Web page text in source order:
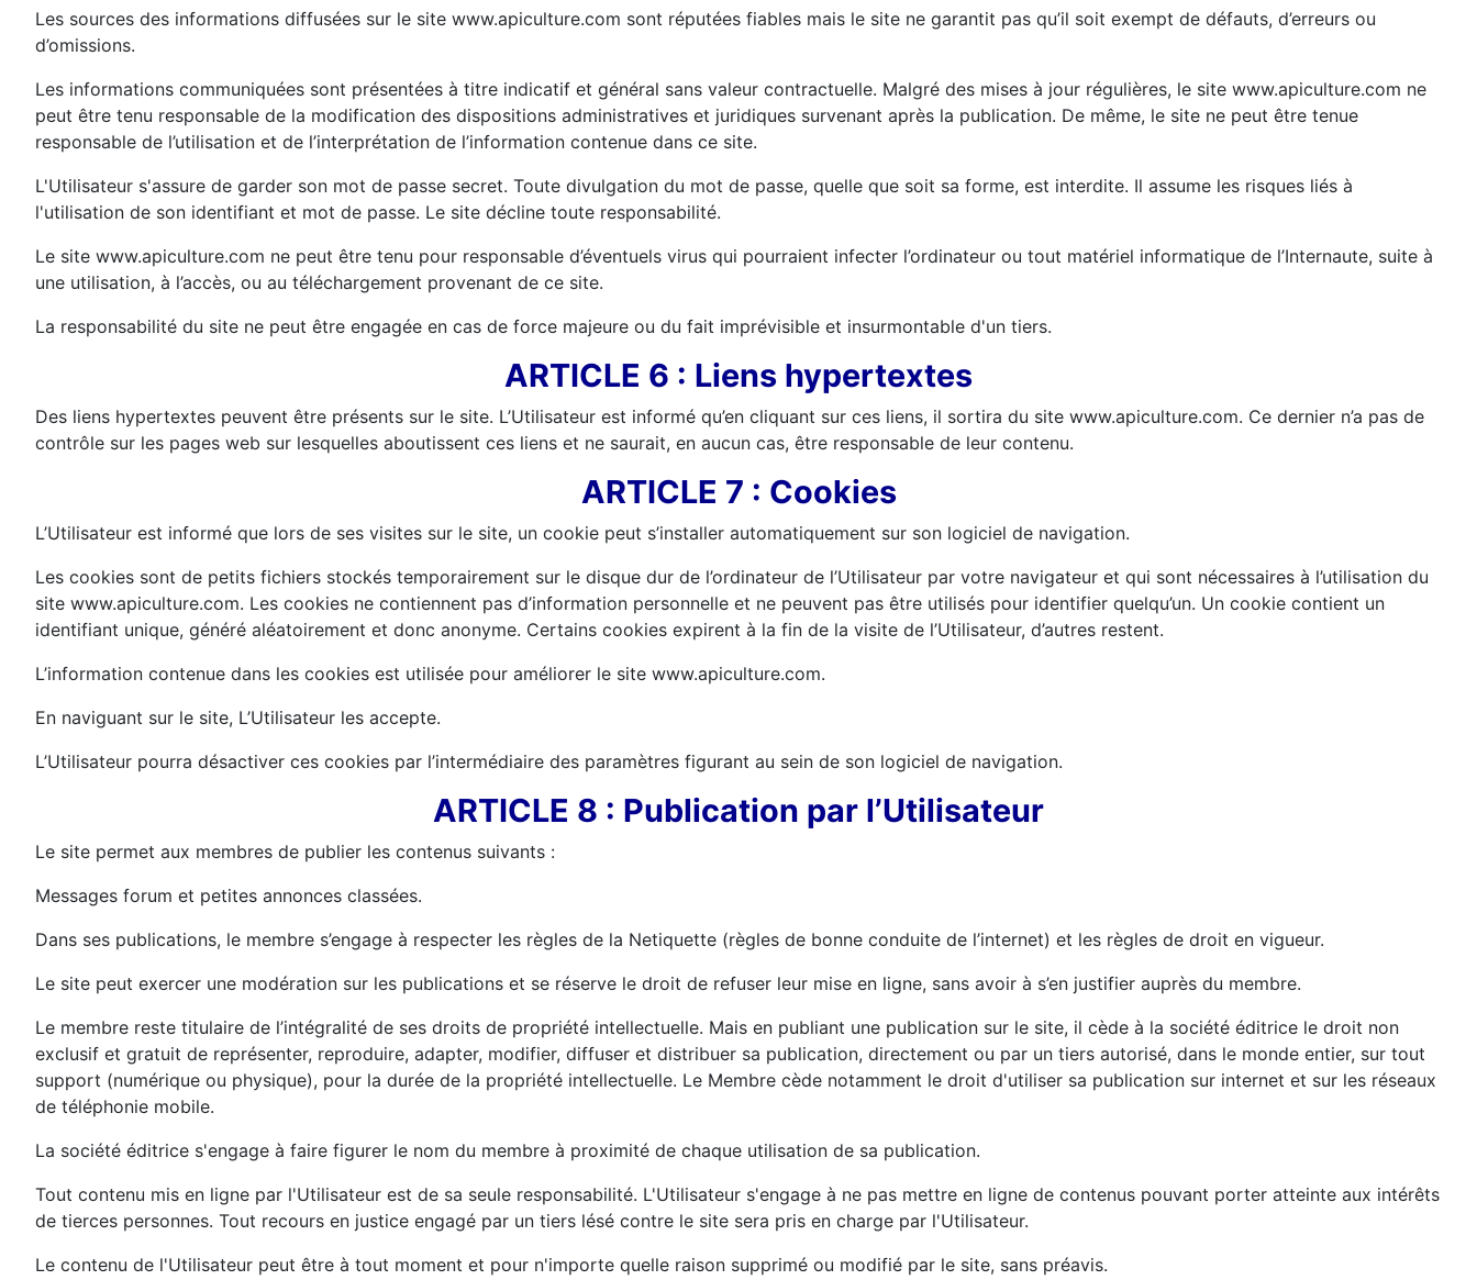
Les sources des informations diffusées sur le site www.apiculture.com sont réputées fiables mais le site ne garantit pas qu’il soit exempt de défauts, d’erreurs ou
d’omissions.
Les informations communiquées sont présentées à titre indicatif et général sans valeur contractuelle. Malgré des mises à jour régulières, le site www.apiculture.com ne
peut être tenu responsable de la modification des dispositions administratives et juridiques survenant après la publication. De même, le site ne peut être tenue
responsable de l’utilisation et de l’interprétation de l’information contenue dans ce site.
L'Utilisateur s'assure de garder son mot de passe secret. Toute divulgation du mot de passe, quelle que soit sa forme, est interdite. Il assume les risques liés à
l'utilisation de son identifiant et mot de passe. Le site décline toute responsabilité.
Le site www.apiculture.com ne peut être tenu pour responsable d’éventuels virus qui pourraient infecter l’ordinateur ou tout matériel informatique de l’Internaute, suite à
une utilisation, à l’accès, ou au téléchargement provenant de ce site.
La responsabilité du site ne peut être engagée en cas de force majeure ou du fait imprévisible et insurmontable d'un tiers.
ARTICLE 6 : Liens hypertextes
Des liens hypertextes peuvent être présents sur le site. L’Utilisateur est informé qu’en cliquant sur ces liens, il sortira du site www.apiculture.com. Ce dernier n’a pas de
contrôle sur les pages web sur lesquelles aboutissent ces liens et ne saurait, en aucun cas, être responsable de leur contenu.
ARTICLE 7 : Cookies
L’Utilisateur est informé que lors de ses visites sur le site, un cookie peut s’installer automatiquement sur son logiciel de navigation.
Les cookies sont de petits fichiers stockés temporairement sur le disque dur de l’ordinateur de l’Utilisateur par votre navigateur et qui sont nécessaires à l’utilisation du
site www.apiculture.com. Les cookies ne contiennent pas d’information personnelle et ne peuvent pas être utilisés pour identifier quelqu’un. Un cookie contient un
identifiant unique, généré aléatoirement et donc anonyme. Certains cookies expirent à la fin de la visite de l’Utilisateur, d’autres restent.
L’information contenue dans les cookies est utilisée pour améliorer le site www.apiculture.com.
En naviguant sur le site, L’Utilisateur les accepte.
L’Utilisateur pourra désactiver ces cookies par l’intermédiaire des paramètres figurant au sein de son logiciel de navigation.
ARTICLE 8 : Publication par l’Utilisateur
Le site permet aux membres de publier les contenus suivants :
Messages forum et petites annonces classées.
Dans ses publications, le membre s’engage à respecter les règles de la Netiquette (règles de bonne conduite de l’internet) et les règles de droit en vigueur.
Le site peut exercer une modération sur les publications et se réserve le droit de refuser leur mise en ligne, sans avoir à s’en justifier auprès du membre.
Le membre reste titulaire de l’intégralité de ses droits de propriété intellectuelle. Mais en publiant une publication sur le site, il cède à la société éditrice le droit non
exclusif et gratuit de représenter, reproduire, adapter, modifier, diffuser et distribuer sa publication, directement ou par un tiers autorisé, dans le monde entier, sur tout
support (numérique ou physique), pour la durée de la propriété intellectuelle. Le Membre cède notamment le droit d'utiliser sa publication sur internet et sur les réseaux
de téléphonie mobile.
La société éditrice s'engage à faire figurer le nom du membre à proximité de chaque utilisation de sa publication.
Tout contenu mis en ligne par l'Utilisateur est de sa seule responsabilité. L'Utilisateur s'engage à ne pas mettre en ligne de contenus pouvant porter atteinte aux intérêts
de tierces personnes. Tout recours en justice engagé par un tiers lésé contre le site sera pris en charge par l'Utilisateur.
Le contenu de l'Utilisateur peut être à tout moment et pour n'importe quelle raison supprimé ou modifié par le site, sans préavis.